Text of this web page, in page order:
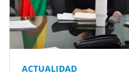
ACTUALIDAD